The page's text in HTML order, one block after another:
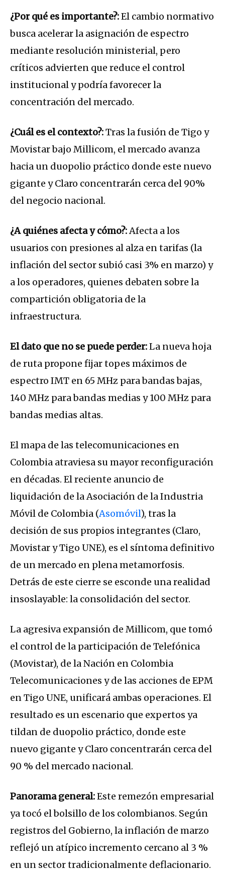
¿Por qué es importante?:El cambio normativo
busca acelerar la asignación de espectro
mediante resolución ministerial, pero
críticos advierten que reduce el control
institucional y podría favorecer la
concentración del mercado.
¿Cuál es el contexto?:Tras la fusión de Tigo y
Movistar bajo Millicom, el mercado avanza
hacia un duopolio práctico donde este nuevo
gigante y Claro concentrarán cerca del 90%
del negocio nacional.
¿A quiénes afecta y cómo?:Afecta a los
usuarios con presiones al alza en tarifas (la
inflación del sector subió casi 3% en marzo) y
a los operadores, quienes debaten sobre la
compartición obligatoria de la
infraestructura.
El dato que no se puede perder:La nueva hoja
de ruta propone fijar topes máximos de
espectro IMT en 65 MHz para bandas bajas,
140 MHz para bandas medias y 100 MHz para
bandas medias altas.
El mapa de las telecomunicaciones en
Colombia atraviesa su mayor reconfiguración
en décadas. El reciente anuncio de
liquidación de la Asociación de la Industria
Móvil de Colombia (Asomóvil), tras la
decisión de sus propios integrantes (Claro,
Movistar y Tigo UNE), es el síntoma definitivo
de un mercado en plena metamorfosis.
Detrás de este cierre se esconde una realidad
insoslayable: la consolidación del sector.
La agresiva expansión de Millicom, que tomó
el control de la participación de Telefónica
(Movistar), de la Nación en Colombia
Telecomunicaciones y de las acciones de EPM
en Tigo UNE, unificará ambas operaciones. El
resultado es un escenario que expertos ya
tildan de duopolio práctico, donde este
nuevo gigante y Claro concentrarán cerca del
90 % del mercado nacional.
Panorama general:Este remezón empresarial
ya tocó el bolsillo de los colombianos. Según
registros del Gobierno, la inflación de marzo
reflejó un atípico incremento cercano al 3 %
en un sector tradicionalmente deflacionario.